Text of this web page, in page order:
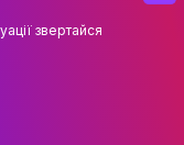
КАФЕДРИ
звертайся